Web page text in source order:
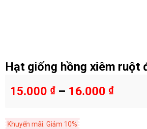
Hạt giống hồng xiêm ruột
15.000 ₫– 16.000 ₫
Khuyến mãi: Giảm 10%